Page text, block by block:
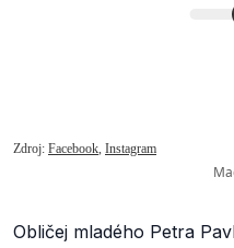
Obličej mladého Petra